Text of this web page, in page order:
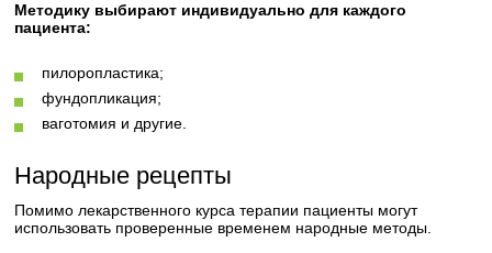
Методику выбирают индивидуально для каждого
пациента:
пилоропластика;
фундопликация;
ваготомия и другие.
Народные рецепты
Помимо лекарственного курса терапии пациенты могут
использовать проверенные временем народные методы.